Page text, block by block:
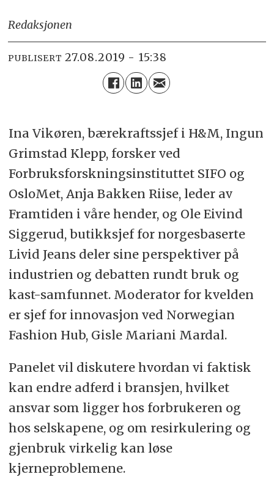
Redaksjonen
PUBLISERT 27.08.2019 - 15:38
Ina Vikøren, bærekraftssjef i H&M, Ingun
Grimstad Klepp, forsker ved
Forbruksforskningsinstituttet SIFO og
OsloMet, Anja Bakken Riise, leder av
Framtiden i våre hender, og Ole Eivind
Siggerud, butikksjef for norgesbaserte
Livid Jeans deler sine perspektiver på
industrien og debatten rundt bruk og
kast-samfunnet. Moderator for kvelden
er sjef for innovasjon ved Norwegian
Fashion Hub, Gisle Mariani Mardal.
Panelet vil diskutere hvordan vi faktisk
kan endre adferd i bransjen, hvilket
ansvar som ligger hos forbrukeren og
hos selskapene, og om resirkulering og
gjenbruk virkelig kan løse
kjerneproblemene.